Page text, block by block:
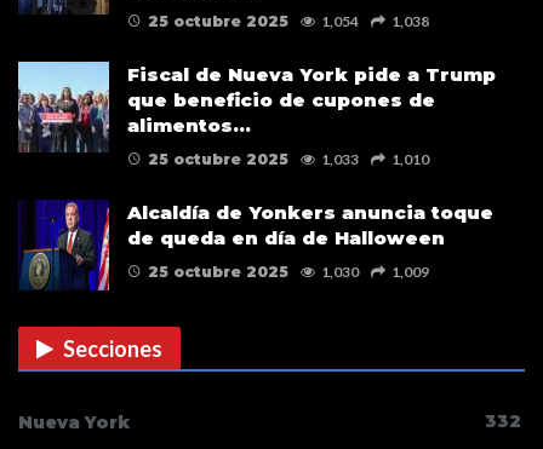
25 octubre 2025 1,054 1,038
Fiscal de Nueva York pide a Trump
que beneficio de cupones de
alimentos…
25 octubre 2025 1,033 1,010
Alcaldía de Yonkers anuncia toque
de queda en día de Halloween
25 octubre 2025 1,030 1,009
Secciones
Nueva York 332